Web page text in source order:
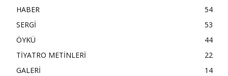
HABER
54
SERGİ
53
ÖYKÜ
44
TİYATRO METİNLERİ
22
GALERİ
14